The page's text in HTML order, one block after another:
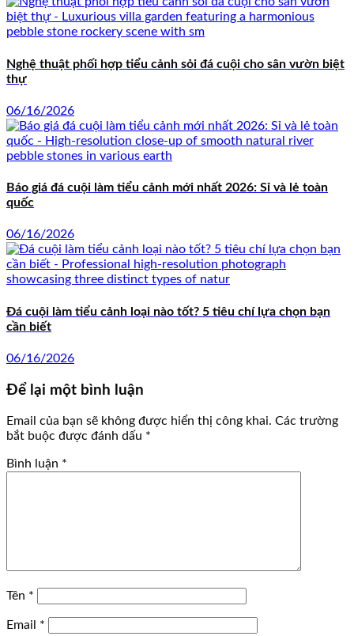
Nghệ thuật phối hợp tiểu cảnh sỏi đá cuội cho sân vườn biệt
thự
06/16/2026
Báo giá đá cuội làm tiểu cảnh mới nhất 2026: Sỉ và lẻ toàn
quốc
06/16/2026
Đá cuội làm tiểu cảnh loại nào tốt? 5 tiêu chí lựa chọn bạn
cần biết
06/16/2026
Để lại một bình luận
Email của bạn sẽ không được hiển thị công khai. Các trường
bắt buộc được đánh dấu *
Bình luận *
Tên *
Email *